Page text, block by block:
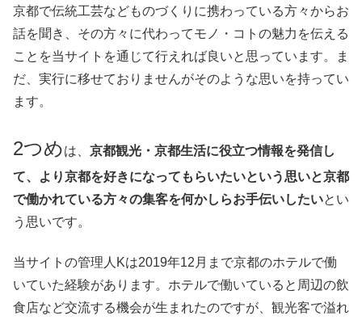
京都で伝統工芸などものづくりに携わっている方々からお
話を聞き、その方々に代わってモノ・コトの魅力を伝える
ことを当サイトを通じて行えれば良いと思っています。ま
だ、実行に移せておりませんがそのような思いを持ってい
ます。
2つめは、 京都観光・京都生活に役立つ情報を発信し
て、より京都を好きになってもらいたいという思いと京都
で働かれている方々の集客を何かしらお手伝いしたいとい
う思いです。
当サイトの管理人Kは2019年12月まで京都のホテルで働
いていた経験があります。ホテルで働いていると周辺の飲
食店など交流する機会が生まれたのですが、観光客で溢れ